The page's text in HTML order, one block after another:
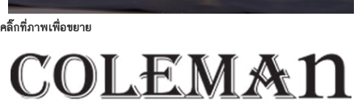
คลิ๊กที่ภาพเพื่อขยาย